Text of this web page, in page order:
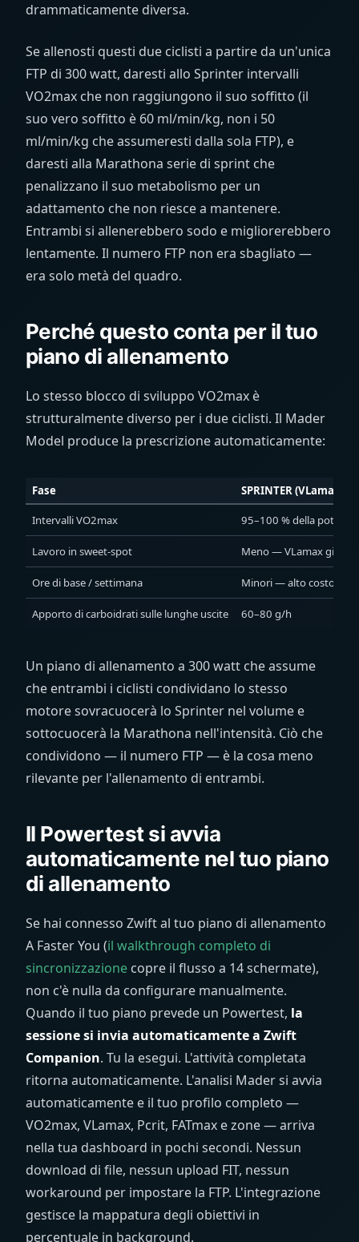
drammaticamente diversa.
Se allenosti questi due ciclisti a partire da un'unica
FTP di 300 watt, daresti allo Sprinter intervalli
VO2max che non raggiungono il suo soffitto (il
suo vero soffitto è 60 ml/min/kg, non i 50
ml/min/kg che assumeresti dalla sola FTP), e
daresti alla Marathona serie di sprint che
penalizzano il suo metabolismo per un
adattamento che non riesce a mantenere.
Entrambi si allenerebbero sodo e migliorerebbero
lentamente. Il numero FTP non era sbagliato —
era solo metà del quadro.
Perché questo conta per il tuo
piano di allenamento
Lo stesso blocco di sviluppo VO2max è
strutturalmente diverso per i due ciclisti. Il Mader
Model produce la prescrizione automaticamente:
Fase SPRINTER (VLamax
Intervalli VO2max 95–100 % della potenza
Lavoro in sweet-spot Meno — VLamax già alta
Ore di base / settimana Minori — alto costo di
Apporto di carboidrati sulle lunghe uscite 60–80 g/h
Un piano di allenamento a 300 watt che assume
che entrambi i ciclisti condividano lo stesso
motore sovracuocerà lo Sprinter nel volume e
sottocuocerà la Marathona nell'intensità. Ciò che
condividono — il numero FTP — è la cosa meno
rilevante per l'allenamento di entrambi.
Il Powertest si avvia
automaticamente nel tuo piano
di allenamento
Se hai connesso Zwift al tuo piano di allenamento
A Faster You (il walkthrough completo di
sincronizzazione copre il flusso a 14 schermate),
non c'è nulla da configurare manualmente.
Quando il tuo piano prevede un Powertest, la
sessione si invia automaticamente a Zwift
Companion. Tu la esegui. L'attività completata
ritorna automaticamente. L'analisi Mader si avvia
automaticamente e il tuo profilo completo —
VO2max, VLamax, Pcrit, FATmax e zone — arriva
nella tua dashboard in pochi secondi. Nessun
download di file, nessun upload FIT, nessun
workaround per impostare la FTP. L'integrazione
gestisce la mappatura degli obiettivi in
percentuale in background.